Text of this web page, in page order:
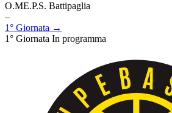
O.ME.P.S. Battipaglia
–
1° Giornata →
1° Giornata In programma